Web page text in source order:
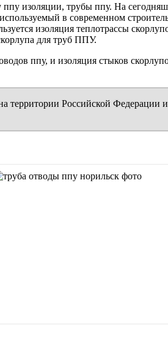
изоляции, трубы ппу. На
в современном
изоляция теплотрассы
для труб ППУ.
ппу, и изоляция стыков
территории Российской Федерации